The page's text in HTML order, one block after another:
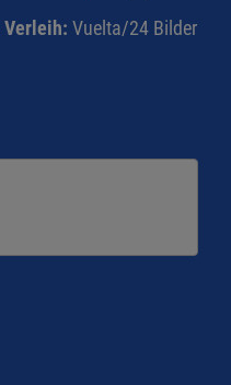
Verleih: Vuelta/24 Bilder